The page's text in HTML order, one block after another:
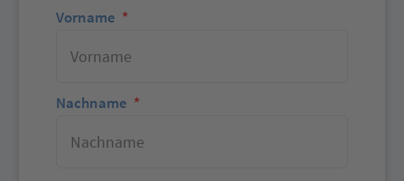
Vorname
Nachname